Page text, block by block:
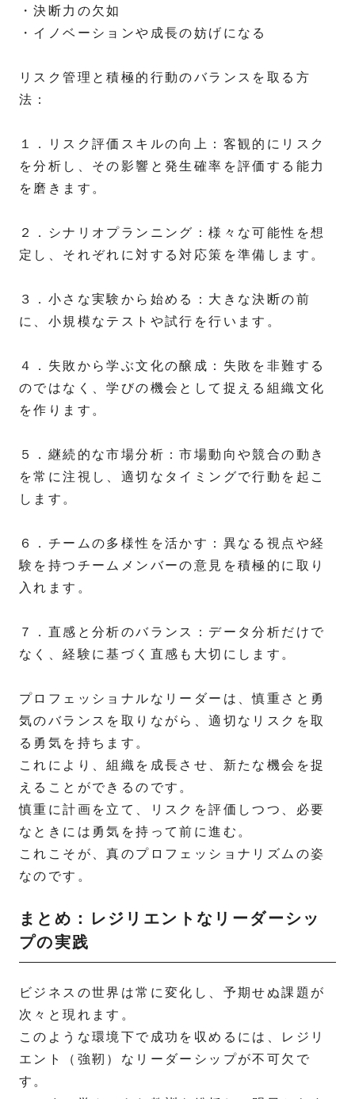
・決断力の欠如
・イノベーションや成長の妨げになる
リスク管理と積極的行動のバランスを取る方
法：
１．リスク評価スキルの向上：客観的にリスク
を分析し、その影響と発生確率を評価する能力
を磨きます。
２．シナリオプランニング：様々な可能性を想
定し、それぞれに対する対応策を準備します。
３．小さな実験から始める：大きな決断の前
に、小規模なテストや試行を行います。
４．失敗から学ぶ文化の醸成：失敗を非難する
のではなく、学びの機会として捉える組織文化
を作ります。
５．継続的な市場分析：市場動向や競合の動き
を常に注視し、適切なタイミングで行動を起こ
します。
６．チームの多様性を活かす：異なる視点や経
験を持つチームメンバーの意見を積極的に取り
入れます。
７．直感と分析のバランス：データ分析だけで
なく、経験に基づく直感も大切にします。
プロフェッショナルなリーダーは、慎重さと勇
気のバランスを取りながら、適切なリスクを取
る勇気を持ちます。
これにより、組織を成長させ、新たな機会を捉
えることができるのです。
慎重に計画を立て、リスクを評価しつつ、必要
なときには勇気を持って前に進む。
これこそが、真のプロフェッショナリズムの姿
なのです。
まとめ：レジリエントなリーダーシッ
プの実践
ビジネスの世界は常に変化し、予期せぬ課題が
次々と現れます。
このような環境下で成功を収めるには、レジリ
エント（強靭）なリーダーシップが不可欠で
す。